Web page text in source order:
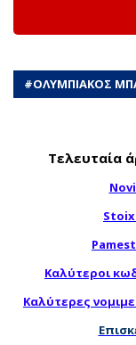
#ΟΛΥΜΠΙΑΚΟΣ
Τελευταία
Καλύτεροι
Καλύτερες